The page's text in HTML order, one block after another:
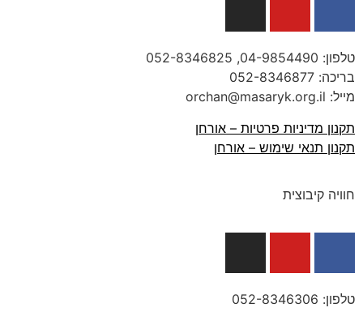
טלפון: 04-9854490
, 052-8346825
בריכה: 052-8346877
מייל: orchan@masaryk.org.il
תקנון מדיניות פרטיות – אורחן
תקנון תנאי שימוש – אורחן
חוויה קיבוצית
טלפון: 052-8346306